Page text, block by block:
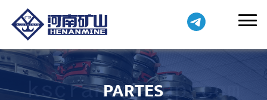
PARTES